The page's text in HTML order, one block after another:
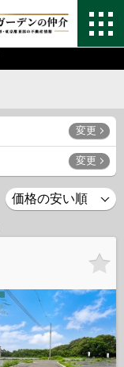
変更
変更